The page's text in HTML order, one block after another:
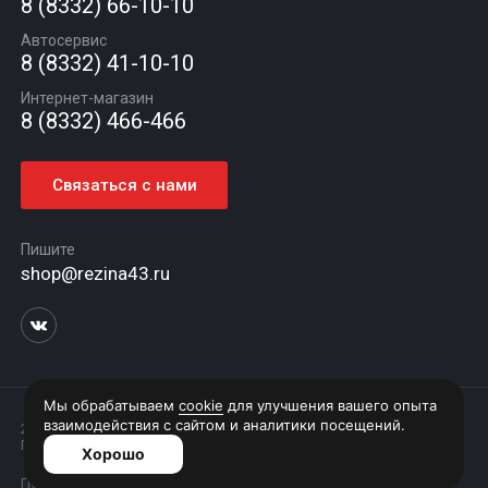
Новости
Статьи
Контакты
8 (8332) 66-10-10
Автосервис
8 (8332) 41-10-10
Интернет-магазин
8 (8332) 466-466
Связаться с нами
Пишите
shop@rezina43.ru
2026 © Интернет витрина магазина "Rezina".
Предложения на сайте не являются публичной офертой
Политика конфиденциальности